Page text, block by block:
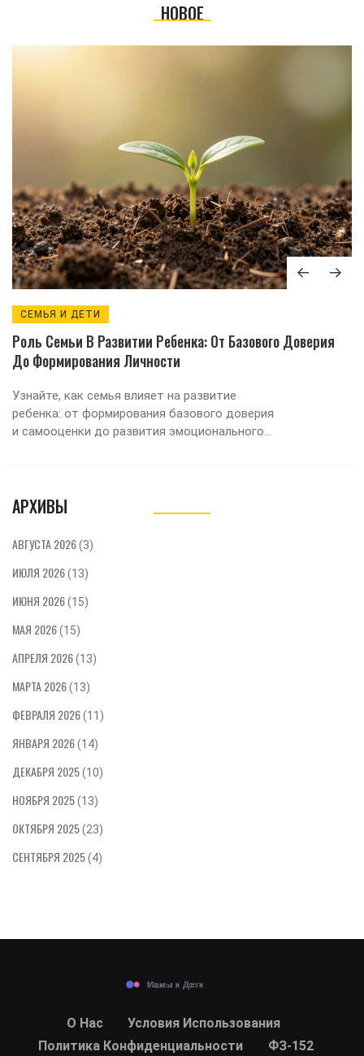
НОВОЕ
СЕМЬЯ И ДЕТИ
Роль Семьи В Развитии Ребенка: От Базового Доверия
До Формирования Личности
Узнайте, как семья влияет на развитие
ребенка: от формирования базового доверия
и самооценки до развития эмоционального
АРХИВЫ
АВГУСТА 2026(3)
ИЮЛЯ 2026(13)
ИЮНЯ 2026(15)
МАЯ 2026(15)
АПРЕЛЯ 2026(13)
МАРТА 2026(13)
ФЕВРАЛЯ 2026(11)
ЯНВАРЯ 2026(14)
ДЕКАБРЯ 2025(10)
НОЯБРЯ 2025(13)
ОКТЯБРЯ 2025(23)
СЕНТЯБРЯ 2025(4)
О Нас
Условия Использования
Политика Конфиденциальности
ФЗ-152